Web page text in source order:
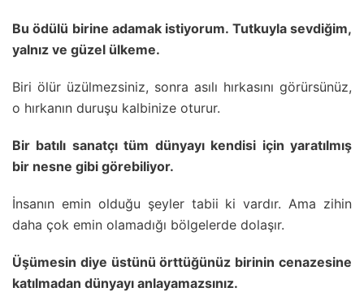
Bu ödülü birine adamak istiyorum. Tutkuyla sevdiğim,
yalnız ve güzel ülkeme.
Biri ölür üzülmezsiniz, sonra asılı hırkasını görürsünüz,
o hırkanın duruşu kalbinize oturur.
Bir batılı sanatçı tüm dünyayı kendisi için yaratılmış
bir nesne gibi görebiliyor.
İnsanın emin olduğu şeyler tabii ki vardır. Ama zihin
daha çok emin olamadığı bölgelerde dolaşır.
Üşümesin diye üstünü örttüğünüz birinin cenazesine
katılmadan dünyayı anlayamazsınız.